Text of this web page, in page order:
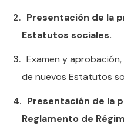
Presentación de la
Estatutos sociales.
Examen y
de nuevos Estatutos
Presentación de la
Reglamento de